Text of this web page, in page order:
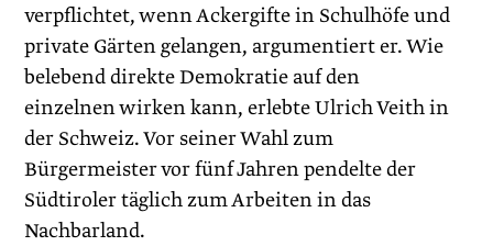
verpflichtet, wenn Ackergifte in Schulhöfe und
private Gärten gelangen, argumentiert er. Wie
belebend direkte Demokratie auf den
einzelnen wirken kann, erlebte Ulrich Veith in
der Schweiz. Vor seiner Wahl zum
Bürgermeister vor fünf Jahren pendelte der
Süd­tiroler täglich zum Arbeiten in das
Nachbarland.